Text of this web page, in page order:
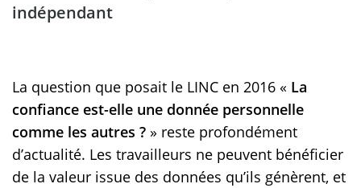
indépendant
La question que posait le LINC en 2016 « La
confiance est-elle une donnée personnelle
comme les autres ? » reste profondément
d’actualité. Les travailleurs ne peuvent bénéficier
de la valeur issue des données qu’ils génèrent, et